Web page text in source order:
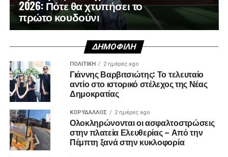
2026: Πότε θα χτυπήσει το
πρώτο κουδούνι
ΔΗΜΟΦΙΛΉ
ΠΟΛΙΤΙΚΉ 2 ημέρες ago
Γιάννης Βαρβιτσιώτης: Το τελευταίο
αντίο στο ιστορικό στέλεχος της Νέας
Δημοκρατίας
ΚΟΡΥΔΑΛΛΟΣ 2 ημέρες ago
Ολοκληρώνονται οι ασφαλτοστρώσεις
στην πλατεία Ελευθερίας – Από την
Πέμπτη ξανά στην κυκλοφορία